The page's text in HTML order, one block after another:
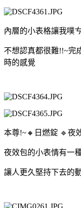
內層的小表格讓我噗
不想認真都很難!!~完
時的感覺
本尊!~🔸日燃錠 🔹夜
夜效包的小表情有一
讓人更久堅持下去的